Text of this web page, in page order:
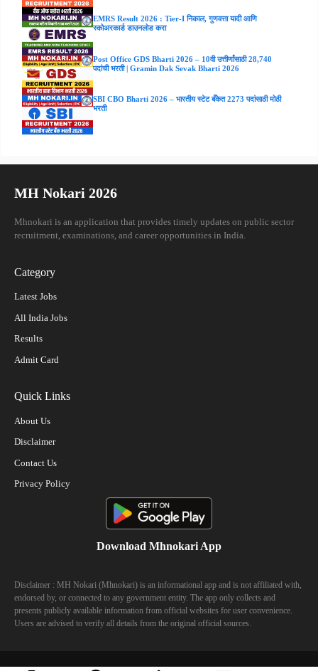
EMRS Result 2026 : Tier-I निकाल, गुणवत्ता यादी आणि
स्कोअरकार्ड डाउनलोड करा
Post Office GDS Bharti 2026 – 10वी उत्तीर्णांसाठी 28,740
पदांची भरती | Gramin Dak Sevak Bharti 2026
SBI CBO Bharti 2026 – भारतीय स्टेट बँकेत 2273 पदांसाठी मोठी
भरती
MH Nokari 2026
Mhnokari is an application that provides timely updates on public sector
recruitment, examinations, and career opportunities in India.
Category
Latest Jobs
All India Jobs
Results
Admit Card
Quick Links
About Us
Disclaimer
Contact Us
Privacy Policy
Download Mhnokari App
Disclaimer : MH Nokari (Mhnokari) is an informational app and is not affiliated with,
endorsed by, or connected to any government entity. The app only collects and
presents publicly available information from official websites for user convenience.
Users are advised to verify all details from the original official sources.